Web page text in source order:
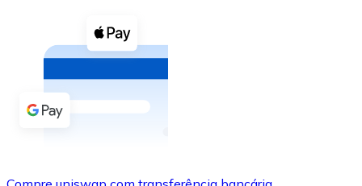
Cupons cripto
Compre criptomoedas com dinheiro e outros
Comprar com dinheiro
Transferência SEPA